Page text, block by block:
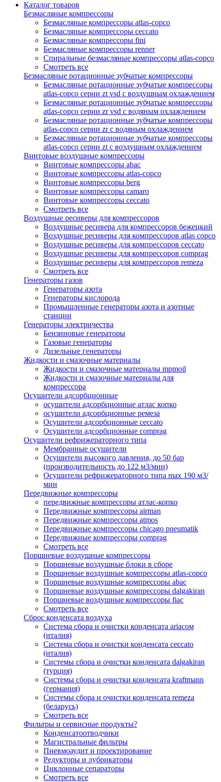
Каталог товаров
Безмасляные компрессоры
Безмасляные компрессоры atlas-copco
Безмасляные компрессоры ceccato
Безмасляные компрессоры fini
Безмасляные компрессоры renner
Спиральные безмасляные компрессоры atlas-copco
Смотреть все
Безмасляные ротационные зубчатые компрессоры
Безмасляные ротационные зубчатые компрессоры
atlas-copco серии zt vsd с воздушным охлаждением
Безмасляные ротационные зубчатые компрессоры
atlas-copco серии zr vsd с водяным охлаждением
Безмасляные ротационные зубчатые компрессоры
atlas-copco серии zr с водяным охлаждением
Безмасляные ротационные зубчатые компрессоры
atlas-copco серии zt с воздушным охлаждением
Винтовые воздушные компрессоры
Винтовые компрессоры abac
Винтовые компрессоры atlas-copco
Винтовые компрессоры berg
Винтовые компрессоры camaro
Винтовые компрессоры ceccato
Смотреть все
Воздушные ресиверы для компрессоров
Воздушные ресивера для компрессоров бежецкий
Воздушные ресиверы для компрессоров atlas copco
Воздушные ресиверы для компрессоров ceccato
Воздушные ресиверы для компрессоров comprag
Воздушные ресиверы для компрессоров remeza
Смотреть все
Генераторы газов
Генераторы азота
Генераторы кислорода
Промышленные генераторы азота и азотные
станции
Генераторы электричества
Бензиновые генераторы
Газовые генераторы
Дизельные генераторы
Жидкости и смазочные материалы
Жидкости и смазочные материалы mpmoil
Жидкости и смазочные материалы для
компрессора
Осушители адсорбционные
осушители адсорбционные атлас копко
осушители адсорбционные ремеза
Осушители адсорбционные ceccato
Осушители адсорбционные comprag
Осушители рефрижераторного типа
Мембранные осушители
Осушители высокого давления, до 50 бар
(производительность до 122 м3/мин)
Осушители рефрижераторного типа max 190 м3/
мин
Передвижные компрессоры
передвижные компрессоры атлас-копко
Передвижные компрессоры airman
Передвижные компрессоры atmos
Передвижные компрессоры chicago pneumatik
Передвижные компрессоры comprag
Смотреть все
Поршневые воздушные компрессоры
Поршневые воздушные блоки в сборе
Поршневые воздушные компрессоры atlas-copco
Поршневые воздушные компрессоры abac
Поршневые воздушные компрессоры dalgakiran
Поршневые воздушные компрессоры fiac
Смотреть все
Сброс конденсата воздуха
Система сбора и очистки конденсата ariacом
(италия)
Система сбора и очистки конденсата ceccato
(италия)
Системы сбора и очистки конденсата dalgakiran
(турция)
Системы сбора и очистки конденсата kraftmann
(германия)
Системы сбора и очистки конденсата remeza
(беларусь)
Смотреть все
Фильтры и сервисные продукты?
Конденсатоотводчики
Магистральные фильтры
Пневмоаудит и проектирование
Редукторы и лубрикаторы
Циклонные сепараторы
Смотреть все